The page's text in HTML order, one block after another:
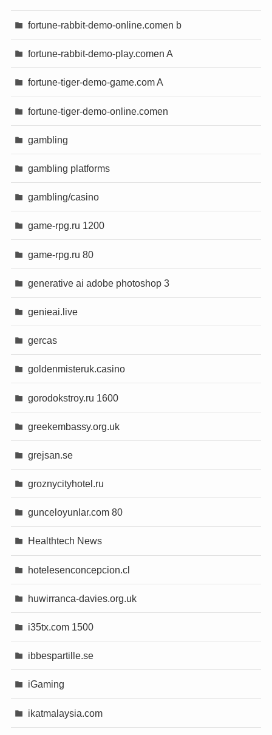
fortune-rabbit-demo-online.comen b
fortune-rabbit-demo-play.comen A
fortune-tiger-demo-game.com A
fortune-tiger-demo-online.comen
gambling
gambling platforms
gambling/casino
game-rpg.ru 1200
game-rpg.ru 80
generative ai adobe photoshop 3
genieai.live
gercas
goldenmisteruk.casino
gorodokstroy.ru 1600
greekembassy.org.uk
grejsan.se
groznycityhotel.ru
gunceloyunlar.com 80
Healthtech News
hotelesenconcepcion.cl
huwirranca-davies.org.uk
i35tx.com 1500
ibbespartille.se
iGaming
ikatmalaysia.com